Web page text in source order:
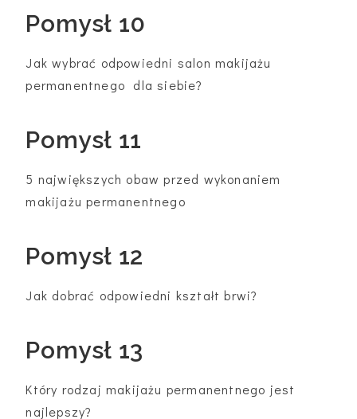
Pomysł 10
Jak wybrać odpowiedni salon makijażu
permanentnego dla siebie?
Pomysł 11
5 największych obaw przed wykonaniem
makijażu permanentnego
Pomysł 12
Jak dobrać odpowiedni kształt brwi?
Pomysł 13
Który rodzaj makijażu permanentnego jest
najlepszy?